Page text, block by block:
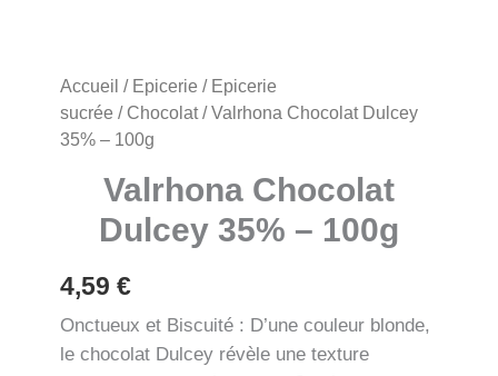
Accueil / Epicerie / Epicerie
sucrée / Chocolat/ Valrhona Chocolat Dulcey
35% – 100g
Valrhona Chocolat
Dulcey 35% – 100g
4,59 €
Onctueux et Biscuité : D’une couleur blonde,
le chocolat Dulcey révèle une texture